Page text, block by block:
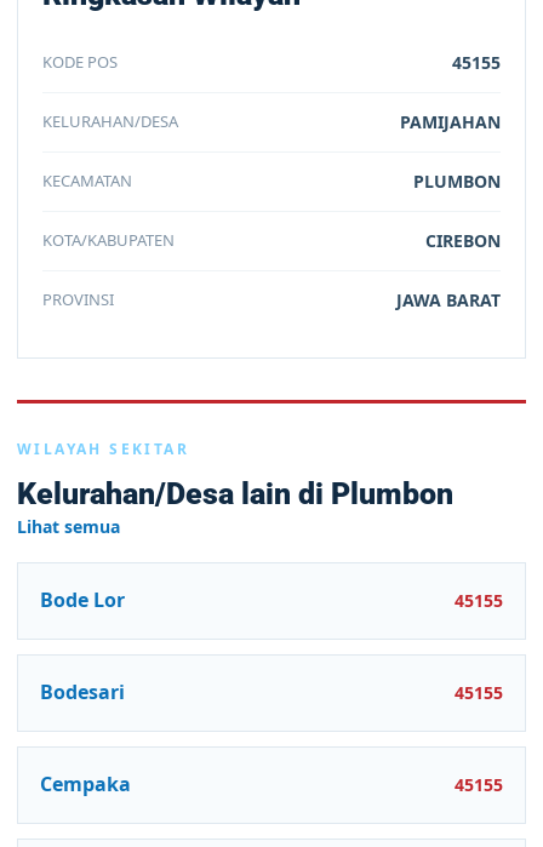
KODE POS 45155
KELURAHAN/DESA PAMIJAHAN
KECAMATAN PLUMBON
KOTA/KABUPATEN CIREBON
PROVINSI JAWA BARAT
WILAYAH SEKITAR
Kelurahan/Desa lain di Plumbon
Lihat semua
Bode Lor 45155
Bodesari 45155
Cempaka 45155